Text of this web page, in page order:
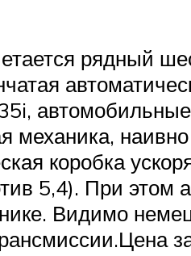
рядный
механика,
коробка
5,4). При этом
Видимо